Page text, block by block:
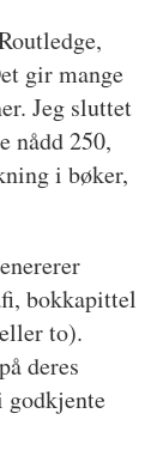
gir mange
Jeg sluttet
nådd 250,
i bøker,
bokkapittel
to).
deres
godkjente